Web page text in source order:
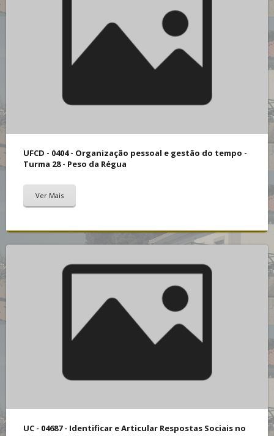
UFCD - 0404 - Organização pessoal e gestão do tempo -
Turma 28 - Peso da Régua
Ver Mais
UC - 04687 - Identificar e Articular Respostas Sociais no